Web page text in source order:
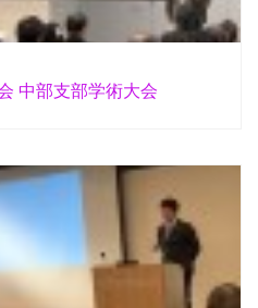
中部支部学術大会